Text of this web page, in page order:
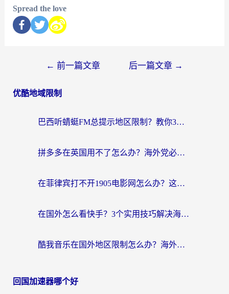
Spread the love
← 前一篇文章 后一篇文章 →
优酷地域限制
巴西听蜻蜓FM总提示地区限制？教你3步修改定位畅听国内内容
拼多多在英国用不了怎么办？海外党必看的回国加速全攻略（附B站洋码头解决方法）
在菲律宾打不开1905电影网怎么办？这份攻略帮你重拾国内影视自由
在国外怎么看快手？3个实用技巧解决海外追剧、社交、游戏难题
酷我音乐在国外地区限制怎么办？海外党亲测有效的回国加速方案
回国加速器哪个好